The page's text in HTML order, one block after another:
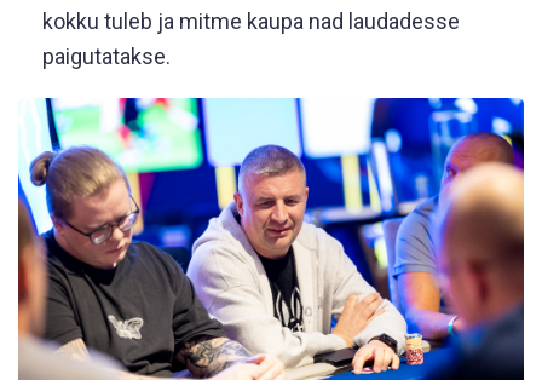
kokku tuleb ja mitme kaupa nad laudadesse
paigutatakse.